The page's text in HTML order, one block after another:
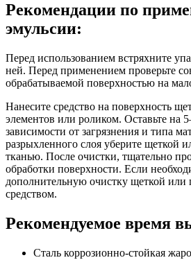
Рекомендации по
эмульсии:
Перед использованием встряхните
ней. Перед применением проверьте
обрабатываемой поверхностью на
Нанесите средство на поверхность
элементов или роликом. Оставьте на
зависимости от загрязнения и типа
разрыхленного слоя уберите щеткой
тканью. После очистки, тщательно
обработки поверхности. Если
дополнительную очистку щеткой или
средством.
Рекомендуемое время
Сталь коррозионно-стойкая